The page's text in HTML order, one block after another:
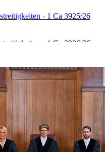
- 1 Ca 3925/26
- 1 Ca 3926/26
- 9 Ca 4025/26
- 9 Ca 4906/26
- 1 Ca 5148/26